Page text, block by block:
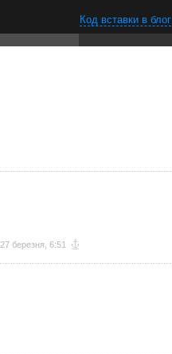
Код вставки в блог
27 березня, 6:51